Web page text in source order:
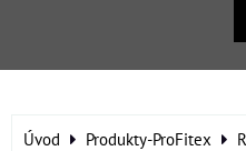
Úvod Produkty-ProFitex